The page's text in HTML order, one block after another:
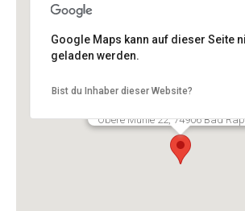
Obere Mühle 22, 74906 Bad
Google Maps kann auf dieser Seite
geladen werden.
Bist du Inhaber dieser Website?